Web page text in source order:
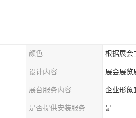
颜色 根据展会
设计内容 展会展览
展台服务内容 企业形象
是否提供安装服务 是